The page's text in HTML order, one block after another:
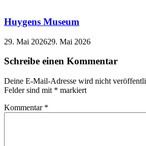
Huygens Museum
29. Mai 202629. Mai 2026
Schreibe einen Kommentar
Deine E-Mail-Adresse wird nicht
Felder sind mit * markiert
Kommentar *